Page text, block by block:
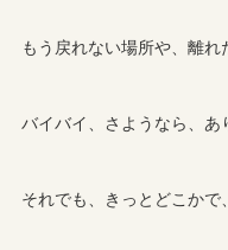
もう戻れない場所や、離れ
バイバイ、さようなら、あ
それでも、きっとどこかで